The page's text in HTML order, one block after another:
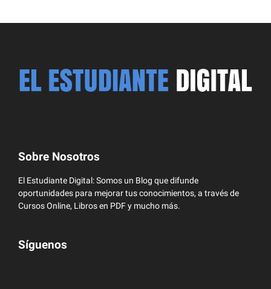
Sobre Nosotros
El Estudiante Digital: Somos un Blog que difunde
oportunidades para mejorar tus conocimientos, a través de
Cursos Online, Libros en PDF y mucho más.
Síguenos